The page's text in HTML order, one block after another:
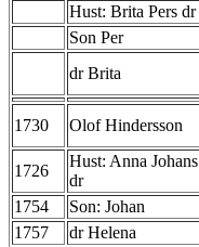
Hust: Brita Pers dr
Son Per
dr Brita
1730 Olof Hindersson
1726
Hust: Anna Johans
dr
1754
Son: Johan
1757
dr Helena